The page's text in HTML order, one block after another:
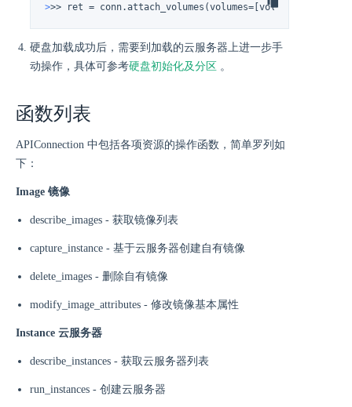
>>> ret = conn.attach_volumes(volumes=[volume_id],
硬盘加载成功后，需要到加载的云服务器上进一步手
动操作，具体可参考硬盘初始化及分区 。
函数列表
APIConnection 中包括各项资源的操作函数，简单罗列如
下：
Image 镜像
describe_images - 获取镜像列表
capture_instance - 基于云服务器创建自有镜像
delete_images - 删除自有镜像
modify_image_attributes - 修改镜像基本属性
Instance 云服务器
describe_instances - 获取云服务器列表
run_instances - 创建云服务器